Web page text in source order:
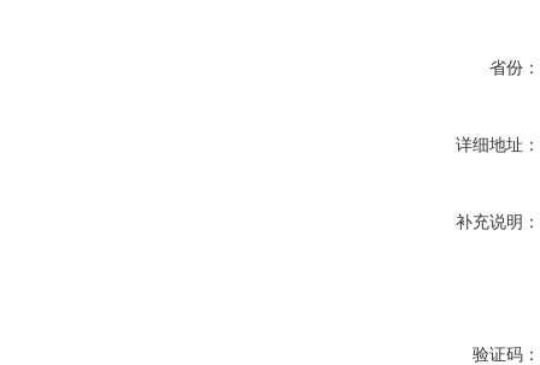
省份：
详细地址：
补充说明：
验证码：